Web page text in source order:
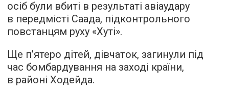
осіб були вбиті в результаті авіаудару
в передмісті Саада, підконтрольного
повстанцям руху «Хуті».
Ще п’ятеро дітей, дівчаток, загинули під
час бомбардування на заході країни,
в районі Ходейда.